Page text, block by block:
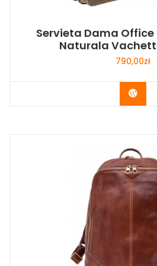
Servieta Dama Office
Naturala
790,00zł
Buy